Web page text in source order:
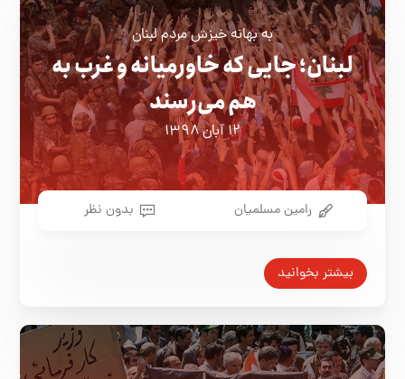
به بهانه خیزش مردم لبنان
لبنان؛ جایی که خاورمیانه و غرب به
هم می‌رسند
۱۲ آبان ۱۳۹۸
رامین مسلمیان بدون نظر
بیشتر بخوانید